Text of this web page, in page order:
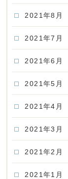
2021年8月
2021年7月
2021年6月
2021年5月
2021年4月
2021年3月
2021年2月
2021年1月